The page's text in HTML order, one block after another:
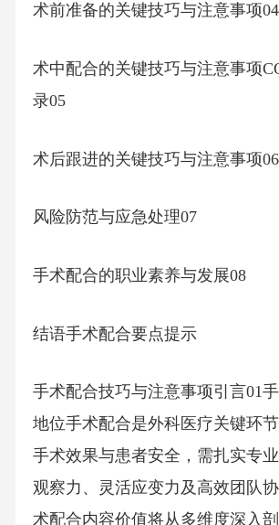
术前准备的关键技巧与注意事项04
术中配合的关键技巧与注意事项
录05
术后跟进的关键技巧与注意事项06
风险防范与应急处理07
手术配合的职业素养与发展08
结语手术配合要点提示
手术配合技巧与注意事项引言01
地位手术配合是外科医疗关键环
手术效果与患者安全，需扎实专
观察力、灵活应变力及高效团队
术配合内容价值将从多维度深入